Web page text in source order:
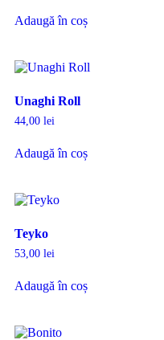
Adaugă în coș
Unaghi Roll
44,00 lei
Adaugă în coș
Teyko
53,00 lei
Adaugă în coș